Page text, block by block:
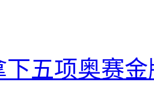
下五项奥赛